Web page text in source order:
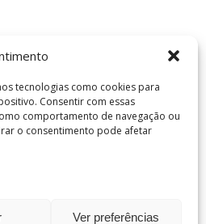
tecnologias como cookies para
Consentir com essas
comportamento de navegação ou
o consentimento pode afetar
Ver preferências
reservados.